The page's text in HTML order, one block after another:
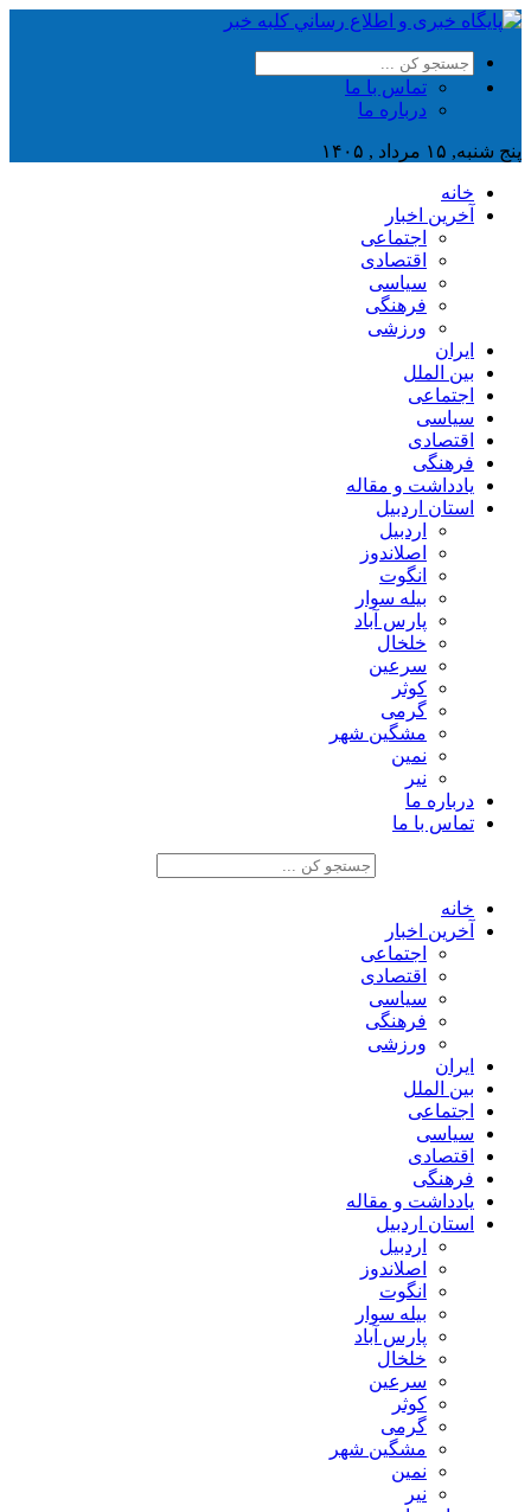
تماس با ما
درباره ما
پنج شنبه, ۱۵ مرداد , ۱۴۰۵
خانه
آخرین اخبار
اجتماعی
اقتصادی
سیاسی
فرهنگی
ورزشی
ایران
بین الملل
اجتماعی
سیاسی
اقتصادی
فرهنگی
یادداشت و مقاله
استان اردبیل
اردبیل
اصلاندوز
انگوت
بیله سوار
پارس آباد
خلخال
سرعین
کوثر
گرمی
مشگین شهر
نمین
نیر
درباره ما
تماس با ما
خانه
آخرین اخبار
اجتماعی
اقتصادی
سیاسی
فرهنگی
ورزشی
ایران
بین الملل
اجتماعی
سیاسی
اقتصادی
فرهنگی
یادداشت و مقاله
استان اردبیل
اردبیل
اصلاندوز
انگوت
بیله سوار
پارس آباد
خلخال
سرعین
کوثر
گرمی
مشگین شهر
نمین
نیر